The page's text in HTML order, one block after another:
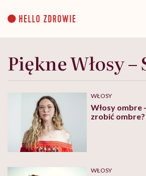
content
Piękne Włosy
WŁOSY
Włosy ombre
zrobić ombre?
WŁOSY